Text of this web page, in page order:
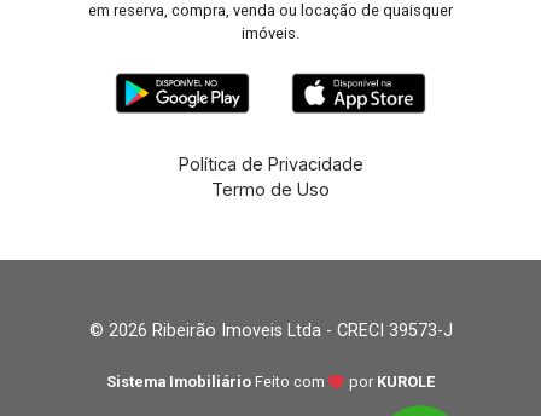
em reserva, compra, venda ou locação de quaisquer
imóveis.
Política de Privacidade
Termo de Uso
© 2026 Ribeirão Imoveis Ltda - CRECI 39573-J
Sistema Imobiliário Feito com por KUROLE